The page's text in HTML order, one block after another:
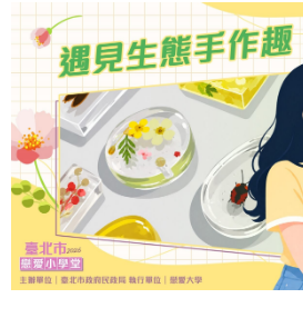
單
誼
聯
婚
禮